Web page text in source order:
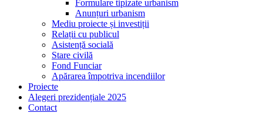
Formulare tipizate urbanism
Anunțuri urbanism
Mediu proiecte și investiții
Relații cu publicul
Asistență socială
Stare civilă
Fond Funciar
Apărarea împotriva incendiilor
Proiecte
Alegeri prezidențiale 2025
Contact